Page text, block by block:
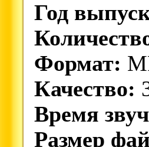
Год
Формат:
Качество:
Время
Размер